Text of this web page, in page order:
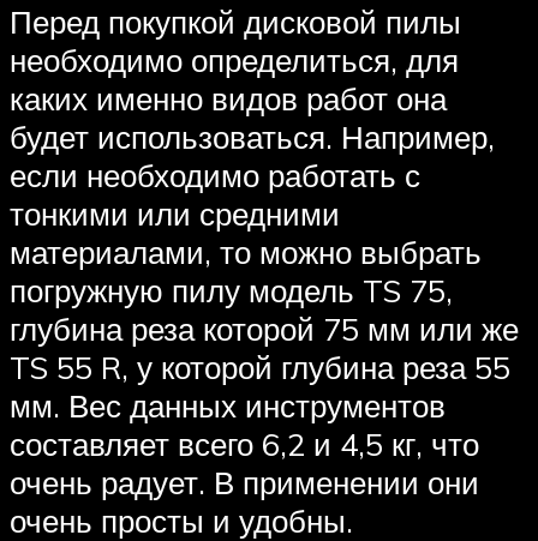
Перед покупкой дисковой пилы
необходимо определиться, для
каких именно видов работ она
будет использоваться. Например,
если необходимо работать с
тонкими или средними
материалами, то можно выбрать
погружную пилу модель TS 75,
глубина реза которой 75 мм или же
TS 55 R, у которой глубина реза 55
мм. Вес данных инструментов
составляет всего 6,2 и 4,5 кг, что
очень радует. В применении они
очень просты и удобны.